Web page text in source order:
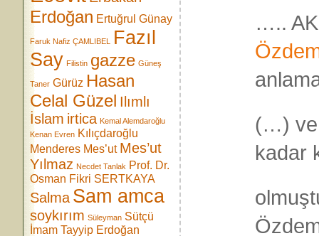
Erdoğan Ertuğrul Günay
Faruk Nafiz ÇAMLIBEL
Fazıl
Say Filistin gazze Güneş
Taner Gürüz Hasan
Celal Güzel Ilımlı
İslam irtica Kemal Alemdaroğlu
Kenan Evren Kılıçdaroğlu
Menderes Mes’ut Mes’ut
Yılmaz Necdet Tanlak Prof. Dr.
Osman Fikri SERTKAYA
Salma Sam amca
soykırım Süleyman Sütçü
İmam Tayyip Erdoğan
…..
(…) ve
kadar